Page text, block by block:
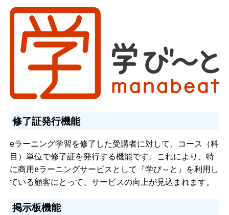
修了証発行機能
eラーニング学習を修了した受講者に対して、コース（科
目）単位で修了証を発行する機能です。これにより、特
に商用eラーニングサービスとして『学び～と』を利用し
ている顧客にとって、サービスの向上が見込まれます。
掲示板機能